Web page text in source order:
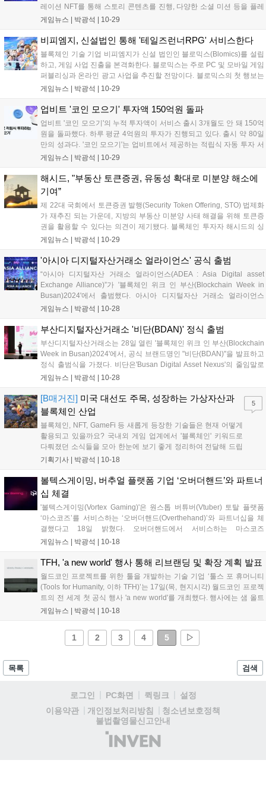
레이션 NFT를 통해 스토리 콘텐츠를 진행, 다양한 소셜 미션 등을 플레
이하며 보상을 얻고, NFT를 개성 있게 커스텀 할 수 있는 체험형 서비스
게임뉴스 | 박광석 10-29
비피엠지, 신설법인 통해 '테일즈런너RPG' 서비스한다
블록체인 기술 기업 비피엠지가 신설 법인인 블로믹스(Blomics)를 설립
하고, 게임 사업 진출을 본격화한다. 블로믹스는 주로 PC 및 모바일 게임
퍼블리싱과 온라인 광고 사업을 추진할 전망이다. 블로믹스의 첫 행보는
'테일즈런너'와 '테일즈런너RPG'의 퍼블리싱이다. 테일즈런너는 글로벌
게임뉴스 | 박광석 10-29
업비트 '코인 모으기' 투자액 150억원 돌파
업비트 '코인 모으기'의 누적 투자액이 서비스 출시 3개월도 안 돼 150억
원을 돌파했다. 하루 평균 4억원의 투자가 진행되고 있다. 출시 약 80일
만의 성과다. '코인 모으기'는 업비트에서 제공하는 적립식 자동 투자 서
비스로, 이용자들은 매일·매주·매월 단위 정기 자동 주문을 만들 수 있다.
게임뉴스 | 박광석 10-29
해시드, "부동산 토큰증권, 유동성 확대로 미분양 해소에
기여”
제 22대 국회에서 토큰증권 발행(Security Token Offering, STO) 법제화
가 재추진 되는 가운데, 지방의 부동산 미분양 사태 해결을 위해 토큰증
권을 활용할 수 있다는 의견이 제기됐다. 블록체인 투자자 해시드의 싱
크탱크인 해시드오픈리서치(HOR)는 29일 ‘부동산 토큰증권을 통한 공
게임뉴스 | 박광석 10-29
'아시아 디지털자산거래소 얼라이언스' 공식 출범
“아시아 디지털자산 거래소 얼라이언스(ADEA : Asia Digital asset
Exchange Alliance)”가 '블록체인 위크 인 부산(Blockchain Week in
Busan)2024'에서 출범했다. 아시아 디지털자산 거래소 얼라이언스
(ADEA)는 세계 여러 곳의 디지털 자산거래소가 디지털 자산 생태계 강
게임뉴스 | 박광석 10-28
부산디지털자산거래소 '비단(BDAN)' 정식 출범
부산디지털자산거래소는 28일 열린 '블록체인 위크 인 부산(Blockchain
Week in Busan)2024'에서, 공식 브랜드명인 "비단(BDAN)"을 발표하고
정식 출범식을 가졌다. 비단은'Busan Digital Asset Nexus'의 줄임말로
디지털 자산의 단순 거래 플랫폼을 넘어 사람과 사람을 연결하고 교감하
게임뉴스 | 박광석 10-28
[B매거진] 미국 대선도 주목, 성장하는 가상자산과
블록체인 산업
블록체인, NFT, GameFi 등 새롭게 등장한 기술들은 현재 어떻게
활용되고 있을까요? 국내외 게임 업계에서 '블록체인' 키워드로
다뤄졌던 소식들을 모아 한눈에 보기 좋게 정리하여 전달해 드립
니다. 여전히 막연하기만 한 블록체인 기술 관련 소식을 계속 보
외에도 글로벌 게이머들에게 소개되...
기획기사 | 박광석 10-18
5
볼텍스게이밍, 버추얼 플랫폼 기업 ‘오버더핸드’와 파트너
십 체결
'볼텍스게이밍(Vortex Gaming)'은 원스톱 버튜버(Vtuber) 토탈 플랫폼
‘마스코즈’를 서비스하는 ‘오버더핸드(Overthehand)’와 파트너십을 체
결했다고 18일 밝혔다. 오버더핸드에서 서비스하는 마스코즈
(MASCOZ)는 버추얼 방송을 위한 아바타 제작부터 모션 캡처, 커스터마
게임뉴스 | 박광석 10-18
TFH, 'a new world' 행사 통해 리브랜딩 및 확장 계획 발표
월드코인 프로젝트를 위한 툴을 개발하는 기술 기업 ‘툴스 포 휴머니티
(Tools for Humanity, 이하 TFH)’는 17일(목, 현지시각) 월드코인 프로젝
트의 전 세계 첫 공식 행사 'a new world'를 개최했다. 행사에는 샘 올트
먼(Sam Altman)과 TFH의 CEO 겸 공동창업자 알렉스 블라니아(Alex
게임뉴스 | 박광석 10-18
1 2 3 4 5 ▷
목록 검색
로그인 PC화면 퀵링크
설정
이용약관
개인정보처리방침
청소년보호정책
불법촬영물신고안내
(주)
인